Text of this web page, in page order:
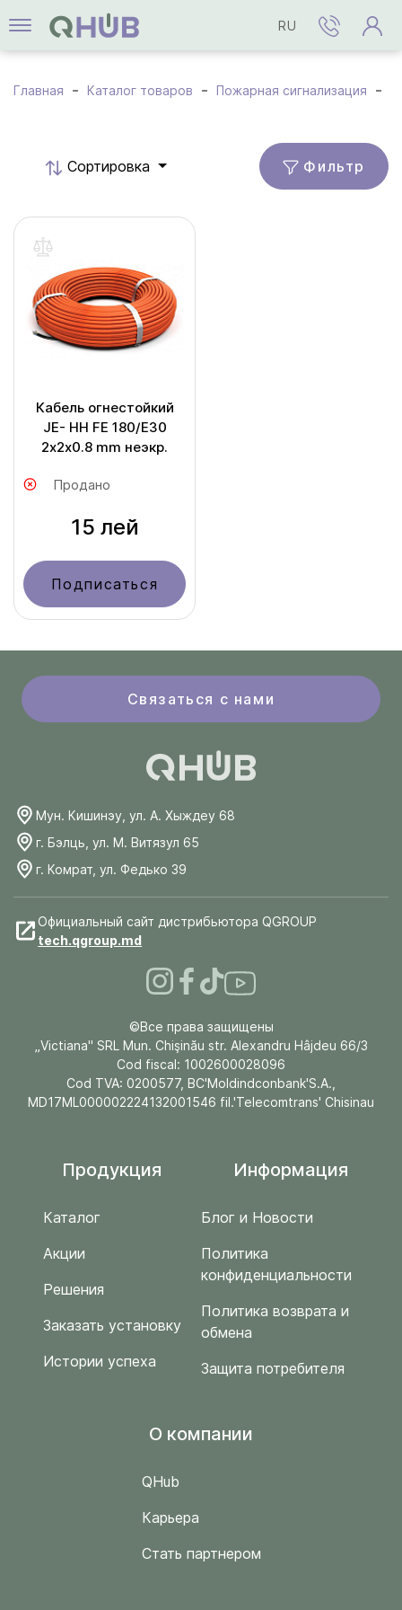
RU
Главная Каталог товаров Пожарная сигнализация
Cортировка Фильтр
Кабель огнестойкий
JE- HH FE 180/E30
2х2х0.8 mm неэкр.
Продано
15 лей
Подписаться
Связаться с нами
Мун. Кишинэу, ул. А. Хыждеу 68
г. Бэлць, ул. М. Витязул 65
г. Комрат, ул. Федько 39
Официальный сайт дистрибьютора QGROUP
tech.qgroup.md
©Все права защищены
„Victiana" SRL Mun. Chişinău str. Alexandru Hâjdeu 66/3
Cod fiscal: 1002600028096
Cod TVA: 0200577, BC'Moldindconbank'S.A.,
MD17ML000002224132001546 fil.'Telecomtrans' Chisinau
Продукция
Каталог
Акции
Решения
Заказать установку
Истории успеха
Информация
Блог и Новости
Политика
конфиденциальности
Политика возврата и
обмена
Защита потребителя
O компании
QHub
Карьера
Стать партнером